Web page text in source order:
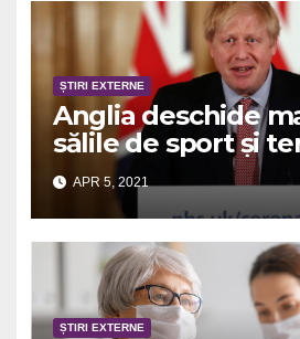
ȘTIRI EXTERNE
Anglia deschide
sălile de sport și
aer liber
APR 5, 2021
ȘTIRI EXTERNE